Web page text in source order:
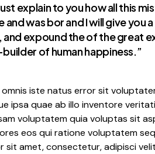
explain to you how all this
and was bor and I will give
and expound the of the great
of human happiness.”
iste natus error sit
ipsa quae ab illo inventore
voluptatem quia voluptas sit
eos qui ratione voluptatem
sit amet, consectetur, adipisci